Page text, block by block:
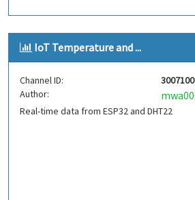
IoT Temperature and ...
Channel ID:
3007100
Author:
Real-time data from ESP32 and DHT22